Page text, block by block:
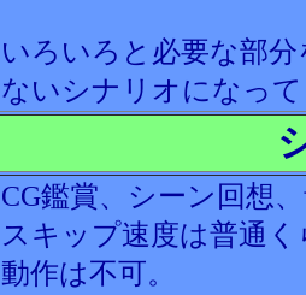
いろいろと必要な部
ないシナリオになっ
CG鑑賞、シーン回想
スキップ速度は普通
動作は不可。